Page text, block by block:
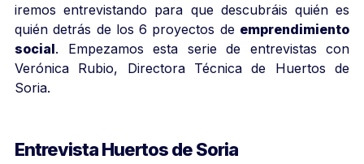
iremos entrevistando para que descubráis quién es
quién detrás de los 6 proyectos de emprendimiento
social. Empezamos esta serie de entrevistas con
Verónica Rubio, Directora Técnica de Huertos de
Soria.
Entrevista Huertos de Soria